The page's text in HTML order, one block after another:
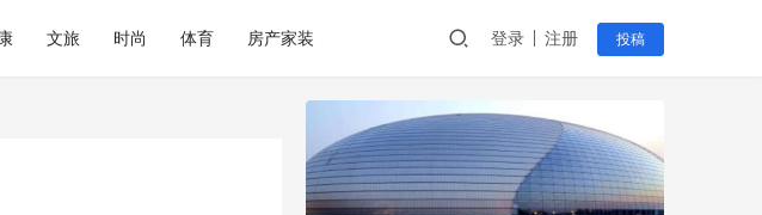
文旅 时尚 体育 房产家装 登录 注册 投稿